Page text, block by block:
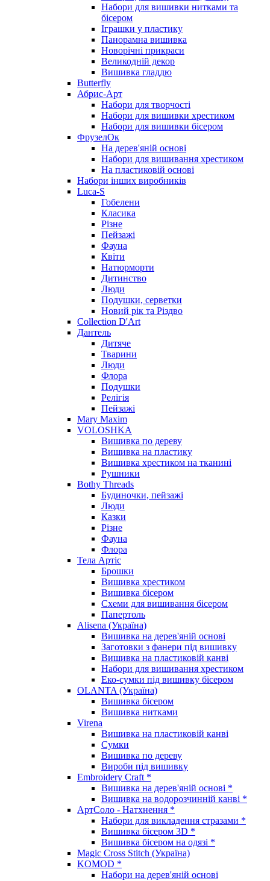
Набори для вишивки нитками та
бісером
Іграшки у пластику
Панорамна вишивка
Новорічні прикраси
Великодній декор
Вишивка гладдю
Butterfly
Абрис-Арт
Набори для творчості
Набори для вишивки хрестиком
Набори для вишивки бісером
ФрузелОк
На дерев'яній основі
Набори для вишивання хрестиком
На пластиковій основі
Набори інших виробників
Luca-S
Гобелени
Класика
Різне
Пейзажі
Фауна
Квіти
Натюрморти
Дитинство
Люди
Подушки, серветки
Новий рік та Різдво
Collection D'Art
Дантель
Дитяче
Тварини
Люди
Флора
Подушки
Релігія
Пейзажі
Mary Maxim
VOLOSHKA
Вишивка по дереву
Вишивка на пластику
Вишивка хрестиком на тканині
Рушники
Bothy Threads
Будиночки, пейзажі
Люди
Казки
Різне
Фауна
Флора
Тела Артіс
Брошки
Вишивка хрестиком
Вишивка бісером
Схеми для вишивання бісером
Папертоль
Alisena (Україна)
Вишивка на дерев'яній основі
Заготовки з фанери під вишивку
Вишивка на пластиковій канві
Набори для вишивання хрестиком
Еко-сумки під вишивку бісером
OLANTA (Україна)
Вишивка бісером
Вишивка нитками
Virena
Вишивка на пластиковій канві
Сумки
Вишивка по дереву
Вироби під вишивку
Embroidery Craft *
Вишивка на дерев'яній основі *
Вишивка на водорозчинній канві *
АртСоло - Натхнення *
Набори для викладення стразами *
Вишивка бісером 3D *
Вишивка бісером на одязі *
Magic Cross Stitch (Україна)
KOMOD *
Набори на дерев'яній основі